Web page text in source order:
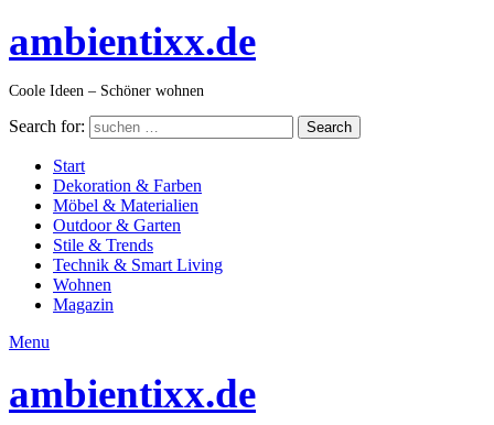
ambientixx.de
Coole Ideen – Schöner wohnen
Search for: Search
Start
Dekoration & Farben
Möbel & Materialien
Outdoor & Garten
Stile & Trends
Technik & Smart Living
Wohnen
Magazin
Menu
ambientixx.de